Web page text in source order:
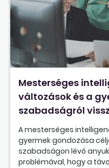
Mesterséges
változások és a
szabadságról
A mesterséges
gyermek gondozása
szabadságon lévő
problémával, hogy a